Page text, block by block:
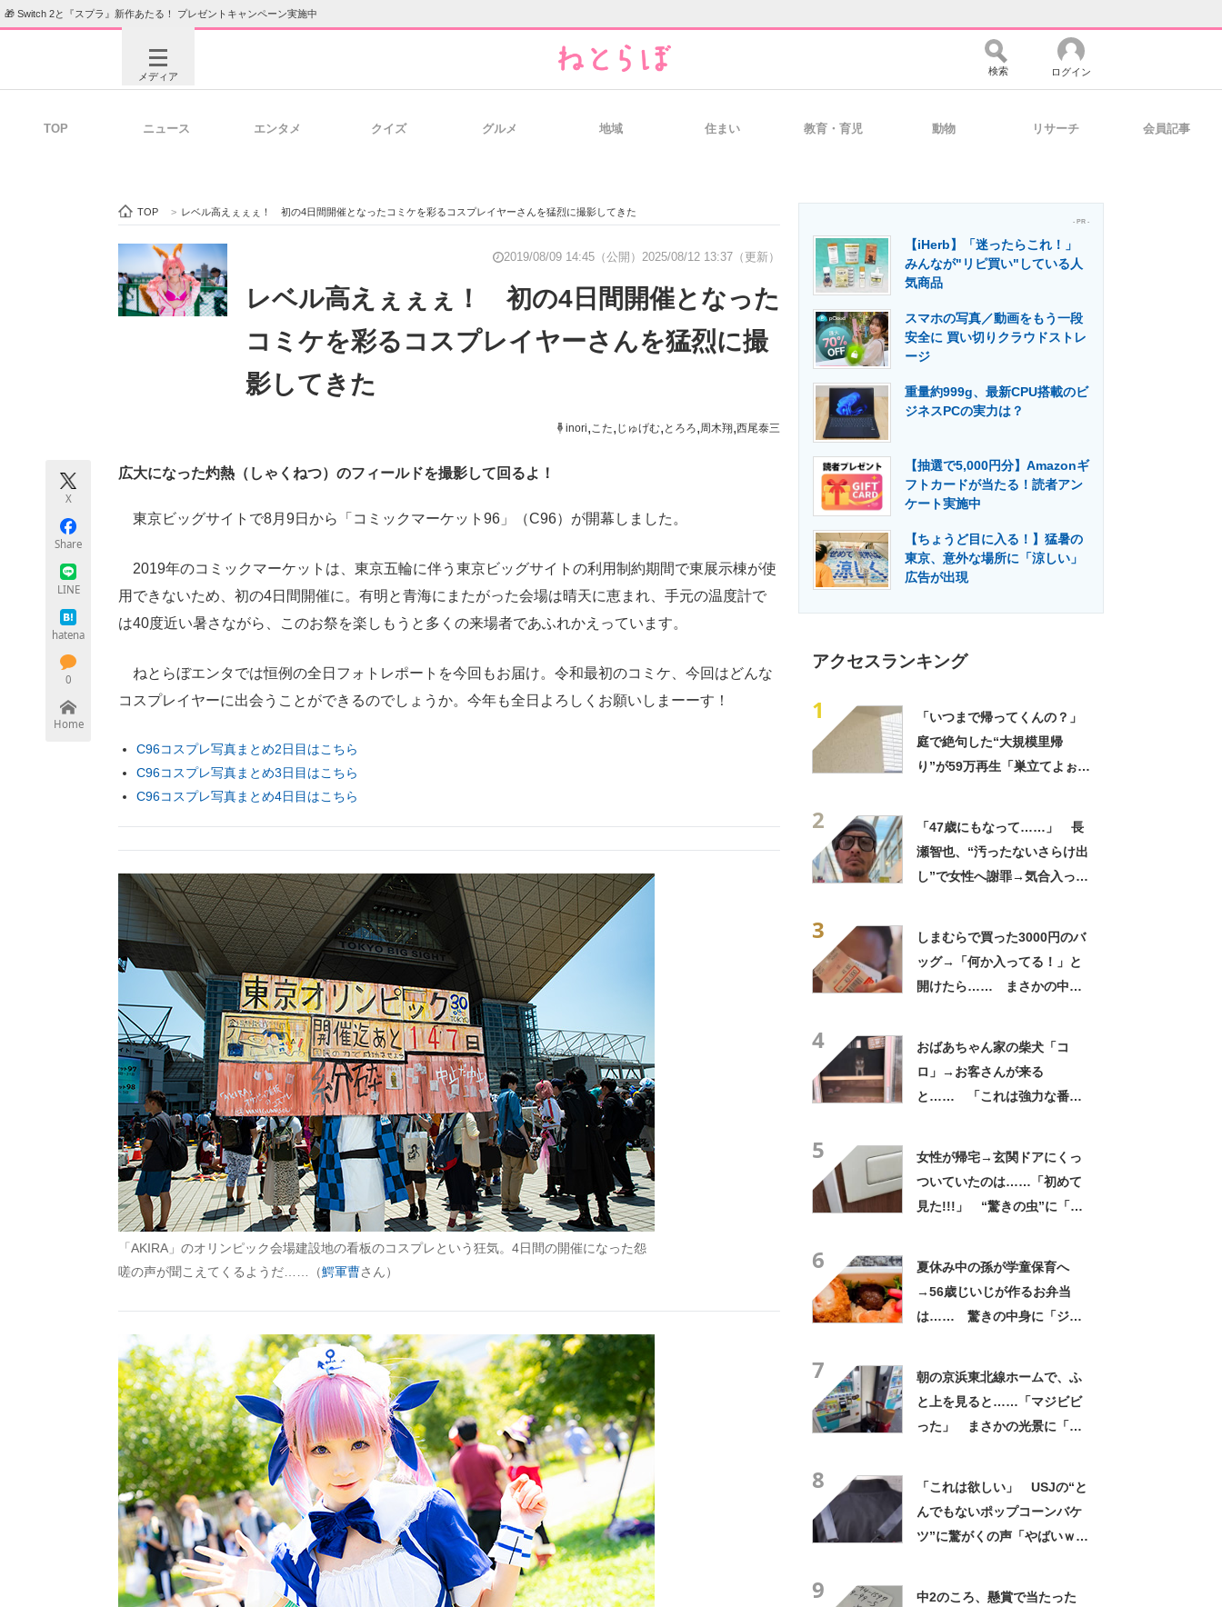
🎁 Switch 2と『スプラ』新作あたる！ プレゼントキャンペーン実施中
メディア
ビジネスと働き方のヒント 経営リーダーのコミュニティ マーケ×ITの今がよく分かる
ITエンジニア向け専門サイト 企業向けIT製品の総合サイト IT製品の技術・比較・事例 製造業のIT導入・活用を支援
エネルギーの専門メディア 建設×テクノロジーの最前線
検索 ログイン
TOP ニュース エンタメ クイズ グルメ 地域 住まい 教育・育児 動物 リサーチ 会員記事
TOP > レベル高えぇぇぇ！ 初の4日間開催となったコミケを彩るコスプレイヤーさんを猛烈に撮影してきた
2019/08/09 14:45（公開） 2025/08/12 13:37（更新）
レベル高えぇぇぇ！ 初の4日間開催となった
コミケを彩るコスプレイヤーさんを猛烈に撮
影してきた
inori,こた, じゅげむ, とろろ,周木翔,西尾泰三
X
Share
LINE
hatena
0
Home
広大になった灼熱（しゃくねつ）のフィールドを撮影して回るよ！
東京ビッグサイトで8月9日から「コミックマーケット96」（C96）が開幕しました。
2019年のコミックマーケットは、東京五輪に伴う東京ビッグサイトの利用制約期間で東展示棟が使
用できないため、初の4日間開催に。有明と青海にまたがった会場は晴天に恵まれ、手元の温度計で
は40度近い暑さながら、このお祭を楽しもうと多くの来場者であふれかえっています。
ねとらぼエンタでは恒例の全日フォトレポートを今回もお届け。令和最初のコミケ、今回はどんな
コスプレイヤーに出会うことができるのでしょうか。今年も全日よろしくお願いしまーーす！
C96コスプレ写真まとめ2日目はこちら
C96コスプレ写真まとめ3日目はこちら
C96コスプレ写真まとめ4日目はこちら
「AKIRA」のオリンピック会場建設地の看板のコスプレという狂気。4日間の開催になった怨
嗟の声が聞こえてくるようだ……（鰐軍曹さん）
- PR -
【iHerb】「迷ったらこれ！」
みんなが"リピ買い"している人
気商品
スマホの写真／動画をもう一段
安全に 買い切りクラウドストレ
ージ
重量約999g、最新CPU搭載のビ
ジネスPCの実力は？
【抽選で5,000円分】Amazonギ
フトカードが当たる！読者アン
ケート実施中
【ちょうど目に入る！】猛暑の
東京、意外な場所に「涼しい」
広告が出現
アクセスランキング
1
「いつまで帰ってくんの？」
庭で絶句した“大規模里帰
り”が59万再生「巣立てよぉぉ
2
「47歳にもなって……」 長
瀬智也、“汚ったないさらけ出
し”で女性へ謝罪→気合入った
3
しまむらで買った3000円のバ
ッグ→「何か入ってる！」と
開けたら…… まさかの中身
4
おばあちゃん家の柴犬「コ
ロ」→お客さんが来る
と…… 「これは強力な番犬
5
女性が帰宅→玄関ドアにくっ
ついていたのは……「初めて
見た!!!」 “驚きの虫”に「良
6
夏休み中の孫が学童保育へ
→56歳じいじが作るお弁当
は…… 驚きの中身に「ジイ
7
朝の京浜東北線ホームで、ふ
と上を見ると……「マジビビ
った」 まさかの光景に「こ
8
「これは欲しい」 USJの“と
んでもないポップコーンバケ
ツ”に驚がくの声「やばいｗ
9
中2のころ、懸賞で当たった